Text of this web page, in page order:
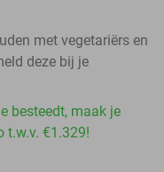
met vegetariërs en
deze bij je
besteedt, maak je
t.w.v. €1.329!